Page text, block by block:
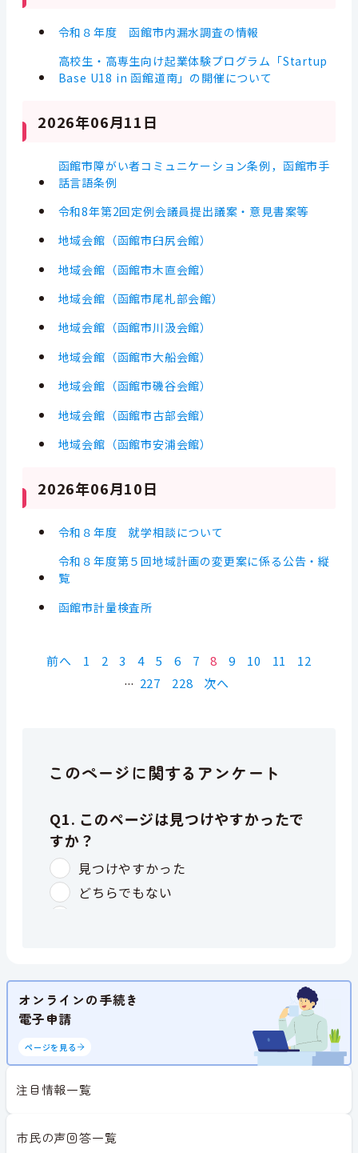
令和８年度 函館市内漏水調査の情報
高校生・高専生向け起業体験プログラム「Startup
Base U18 in 函館道南」の開催について
2026年06月11日
函館市障がい者コミュニケーション条例，函館市手
話言語条例
令和8年第2回定例会議員提出議案・意見書案等
地域会館（函館市臼尻会館）
地域会館（函館市木直会館）
地域会館（函館市尾札部会館）
地域会館（函館市川汲会館）
地域会館（函館市大船会館）
地域会館（函館市磯谷会館）
地域会館（函館市古部会館）
地域会館（函館市安浦会館）
2026年06月10日
令和８年度 就学相談について
令和８年度第５回地域計画の変更案に係る公告・縦
覧
函館市計量検査所
前へ 1 2 3 4 5 6 7 8 9 10 11
12
227
228 次へ
このページに関するアンケート
オンラインの手続き
電子申請
ページを見る
注目情報一覧
市民の声回答一覧